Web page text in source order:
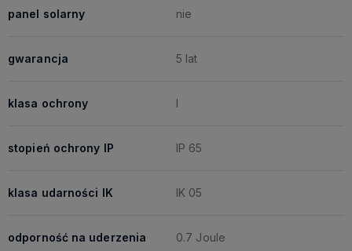
panel solarny nie
gwarancja 5 lat
klasa ochrony I
stopień ochrony IP IP 65
klasa udarności IK IK 05
odporność na uderzenia 0.7 Joule